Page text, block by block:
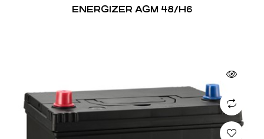
ENERGIZER AGM 48/H6